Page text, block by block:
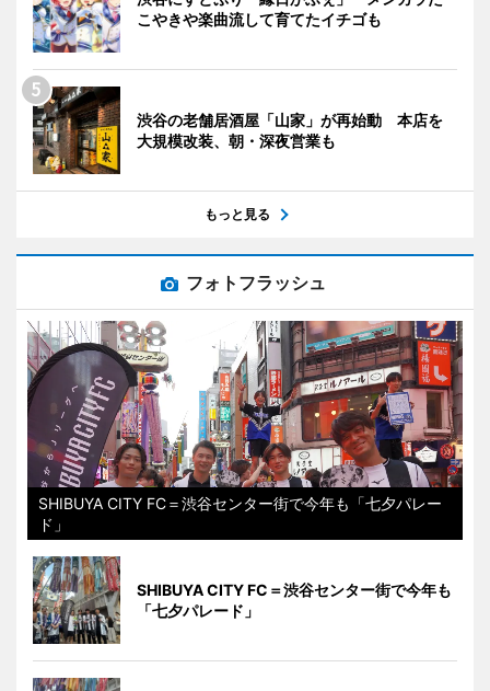
こやきや楽曲流して育てたイチゴも
渋谷の老舗居酒屋「山家」が再始動 本店を
大規模改装、朝・深夜営業も
もっと見る
フォトフラッシュ
SHIBUYA CITY FC＝渋谷センター街で今年も「七夕パレー
ド」
SHIBUYA CITY FC＝渋谷センター街で今年も
「七夕パレード」